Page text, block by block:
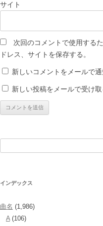
サイト
次回のコメントで使用する
ドレス、サイトを保存する。
新しいコメントをメールで通
新しい投稿をメールで受け取
インデックス
曲名 (1,986)
A(106)